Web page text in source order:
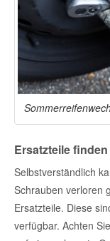
Ersatzteile
Selbstverständlich
Schrauben verloren
Ersatzteile. Diese
verfügbar. Achten